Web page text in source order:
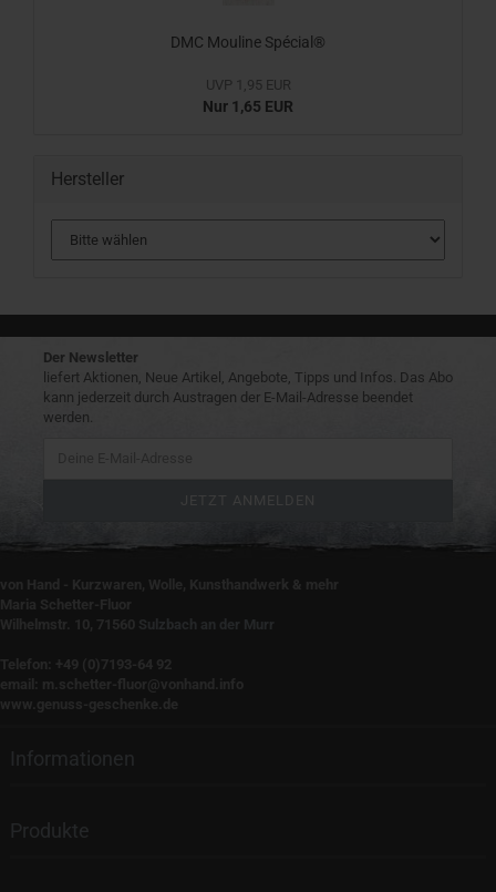
DMC Mouline Spécial®
UVP 1,95 EUR
Nur 1,65 EUR
Hersteller
Der Newsletter
liefert Aktionen, Neue Artikel, Angebote, Tipps und Infos. Das Abo
kann jederzeit durch Austragen der E-Mail-Adresse beendet
werden.
Sulzbach an der Murr
Informationen
Produkte